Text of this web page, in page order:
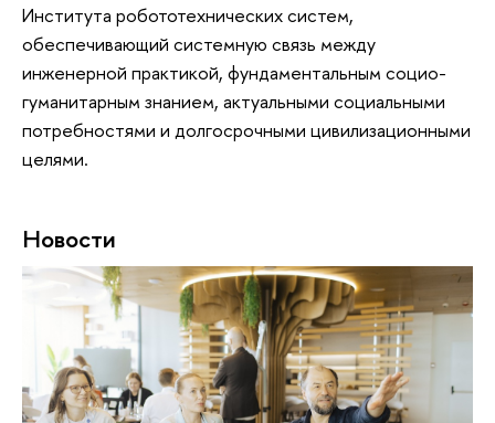
Института робототехнических систем,
обеспечивающий системную связь между
инженерной практикой, фундаментальным социо-
гуманитарным знанием, актуальными социальными
потребностями и долгосрочными цивилизационными
целями.
Новости